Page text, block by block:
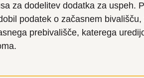
za dodelitev dodatka za uspeh.
podatek o začasnem
prebivališče, katerega